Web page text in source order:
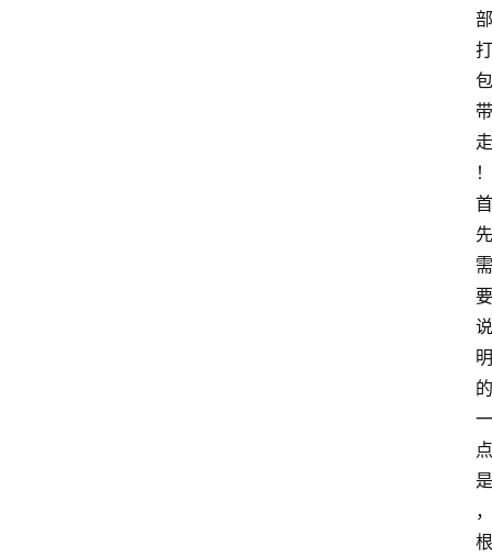
部
打
包
带
走
！
首
先
需
要
说
明
的
一
点
是
，
根